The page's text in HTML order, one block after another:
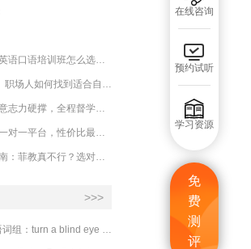
在线咨询

预约试听

学习资源
免
费
测
评
>>>